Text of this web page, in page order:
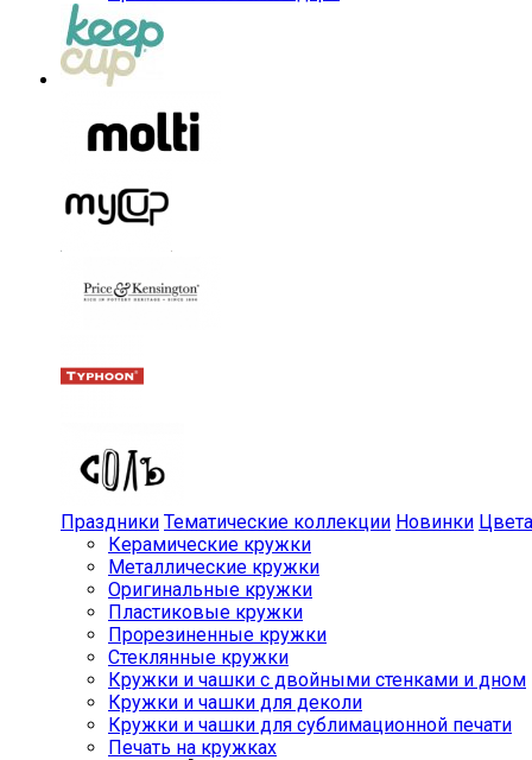
Праздники Тематические коллекции Новинки Цвета
Керамические кружки
Металлические кружки
Оригинальные кружки
Пластиковые кружки
Прорезиненные кружки
Стеклянные кружки
Кружки и чашки с двойными стенками и дном
Кружки и чашки для деколи
Кружки и чашки для сублимационной печати
Печать на кружках